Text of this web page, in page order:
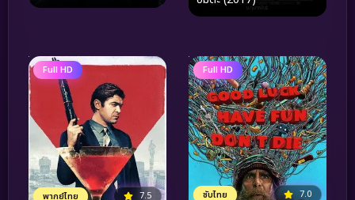
Full HD
พากย์ไทย 7.5
Full HD
ซับไทย 7.0